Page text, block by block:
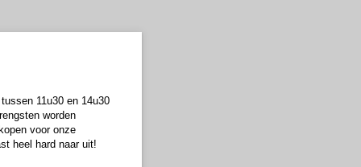
11u30 en 14u30
worden
voor onze
heel hard naar uit!